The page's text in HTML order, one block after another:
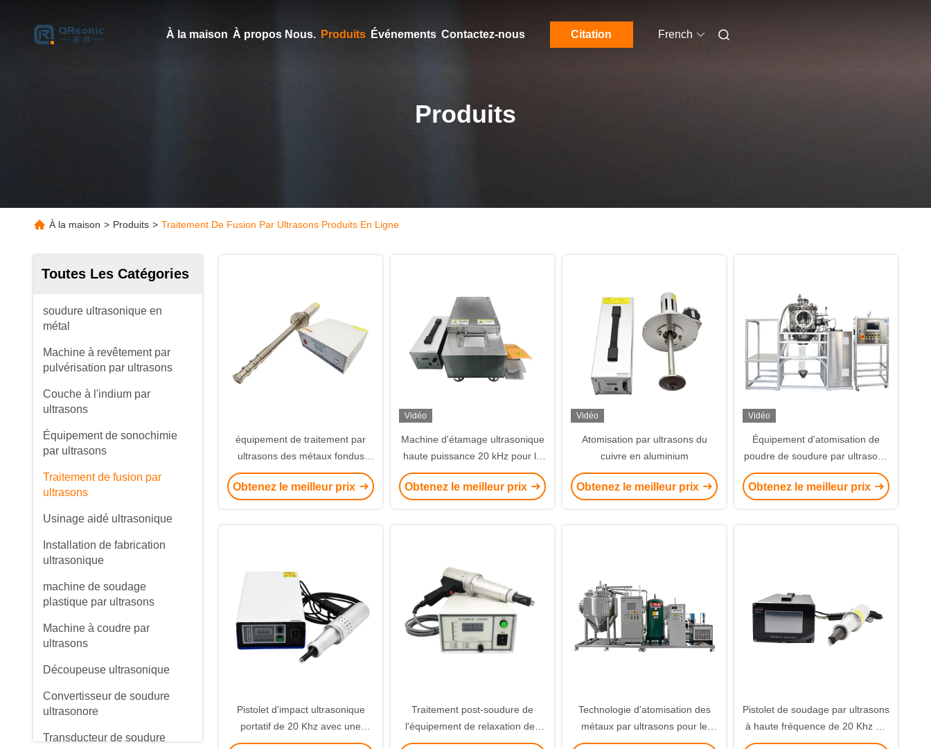
À la maison À propos Nous. Produits Événements Contactez-nous Citation French
Produits
À la maison > Produits > Traitement De Fusion Par Ultrasons Produits En Ligne
Toutes Les Catégories
soudure ultrasonique en
métal
Machine à revêtement par
pulvérisation par ultrasons
Couche à l'indium par
ultrasons
Équipement de sonochimie
par ultrasons
Traitement de fusion par
ultrasons
Usinage aidé ultrasonique
Installation de fabrication
ultrasonique
machine de soudage
plastique par ultrasons
Machine à coudre par
ultrasons
Découpeuse ultrasonique
Convertisseur de soudure
ultrasonore
Transducteur de soudure
équipement de traitement par
ultrasons des métaux fondus
20khz
Obtenez le meilleur prix
Vidéo
Machine d'étamage ultrasonique
haute puissance 20 kHz pour le
soudage d'électrodes de batterie
Obtenez le meilleur prix
Vidéo
Atomisation par ultrasons du
cuivre en aluminium
Obtenez le meilleur prix
Vidéo
Équipement d'atomisation de
poudre de soudure par ultrasons
de 50 Khz
Obtenez le meilleur prix
Pistolet d'impact ultrasonique
portatif de 20 Khz avec une
vitesse de traitement ≥ 500
Traitement post-soudure de
l'équipement de relaxation des
contraintes par vieillissement
Technologie d'atomisation des
métaux par ultrasons pour le
brouillard métallique d'étain
Pistolet de soudage par ultrasons
à haute fréquence de 20 Khz de
puissance de 1500 W avec une